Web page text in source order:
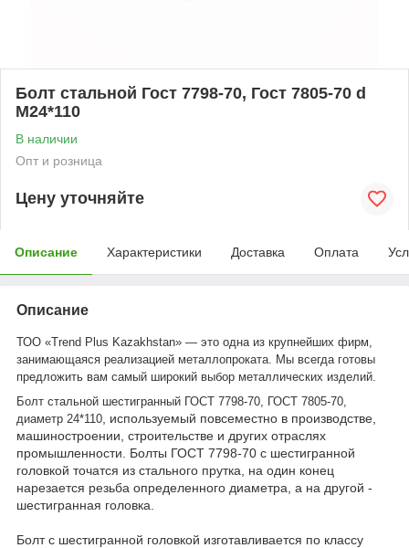
Болт стальной Гост 7798-70, Гост 7805-70 d
М24*110
В наличии
Опт и розница
Цену уточняйте
Описание Характеристики Доставка Оплата
Описание
ТОО «Trend Plus Kazakhstan» — это одна из крупнейших фирм,
занимающаяся реализацией металлопроката. Мы всегда готовы
предложить вам самый широкий выбор металлических изделий.
Болт стальной шестигранный ГОСТ 7798-70, ГОСТ 7805-70,
диаметр 24*110 , используемый повсеместно в производстве,
машиностроении, строительстве и других отраслях
промышленности. Болты ГОСТ 7798-70 с шестигранной
головкой точатся из стального прутка, на один конец
нарезается резьба определенного диаметра, а на другой -
шестигранная головка.
Болт с шестигранной головкой изготавливается по классу